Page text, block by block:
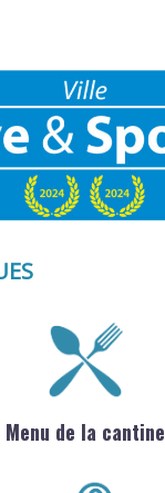
Menu de la cantine